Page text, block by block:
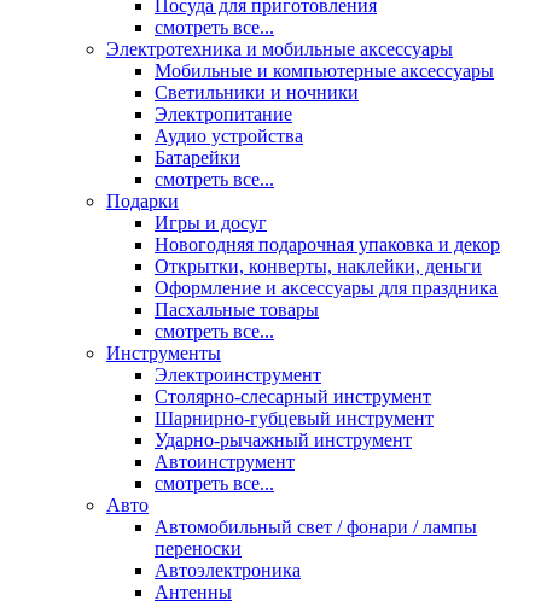
Посуда для приготовления
смотреть все...
Электротехника и мобильные аксессуары
Мобильные и компьютерные аксессуары
Светильники и ночники
Электропитание
Аудио устройства
Батарейки
смотреть все...
Подарки
Игры и досуг
Новогодняя подарочная упаковка и декор
Открытки, конверты, наклейки, деньги
Оформление и аксессуары для праздника
Пасхальные товары
смотреть все...
Инструменты
Электроинструмент
Столярно-слесарный инструмент
Шарнирно-губцевый инструмент
Ударно-рычажный инструмент
Автоинструмент
смотреть все...
Авто
Автомобильный свет / фонари / лампы
переноски
Автоэлектроника
Антенны